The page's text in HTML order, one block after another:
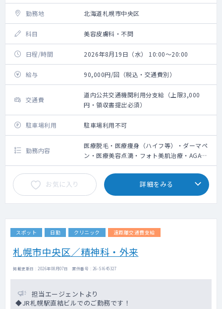
勤務地 北海道札幌市中央区
科目 美容皮膚科・不問
日程/時間 2026年8月19日（水） 10:00～20:00
給与 90,000円/回（税込・交通費別）
交通費
道内公共交通機関利用分支給（上限3,000
円・領収書提出必須）
駐車場利用 駐車場利用不可
勤務内容
医療脱毛・医療痩身（ハイフ等）・ダーマペ
ン・医療美容点滴・フォト美肌治療・AGA治
療の問診業務、施術によるやけど等の診察
お気に入り 詳細をみる
スポット 日勤 クリニック 遠距離交通費支給
札幌市中央区／精神科・外来
掲載更新日 : 2026年08月07日 案件番号 : 26-SI645327
担当エージェントより
◆JR札幌駅直結ビルでのご勤務です！